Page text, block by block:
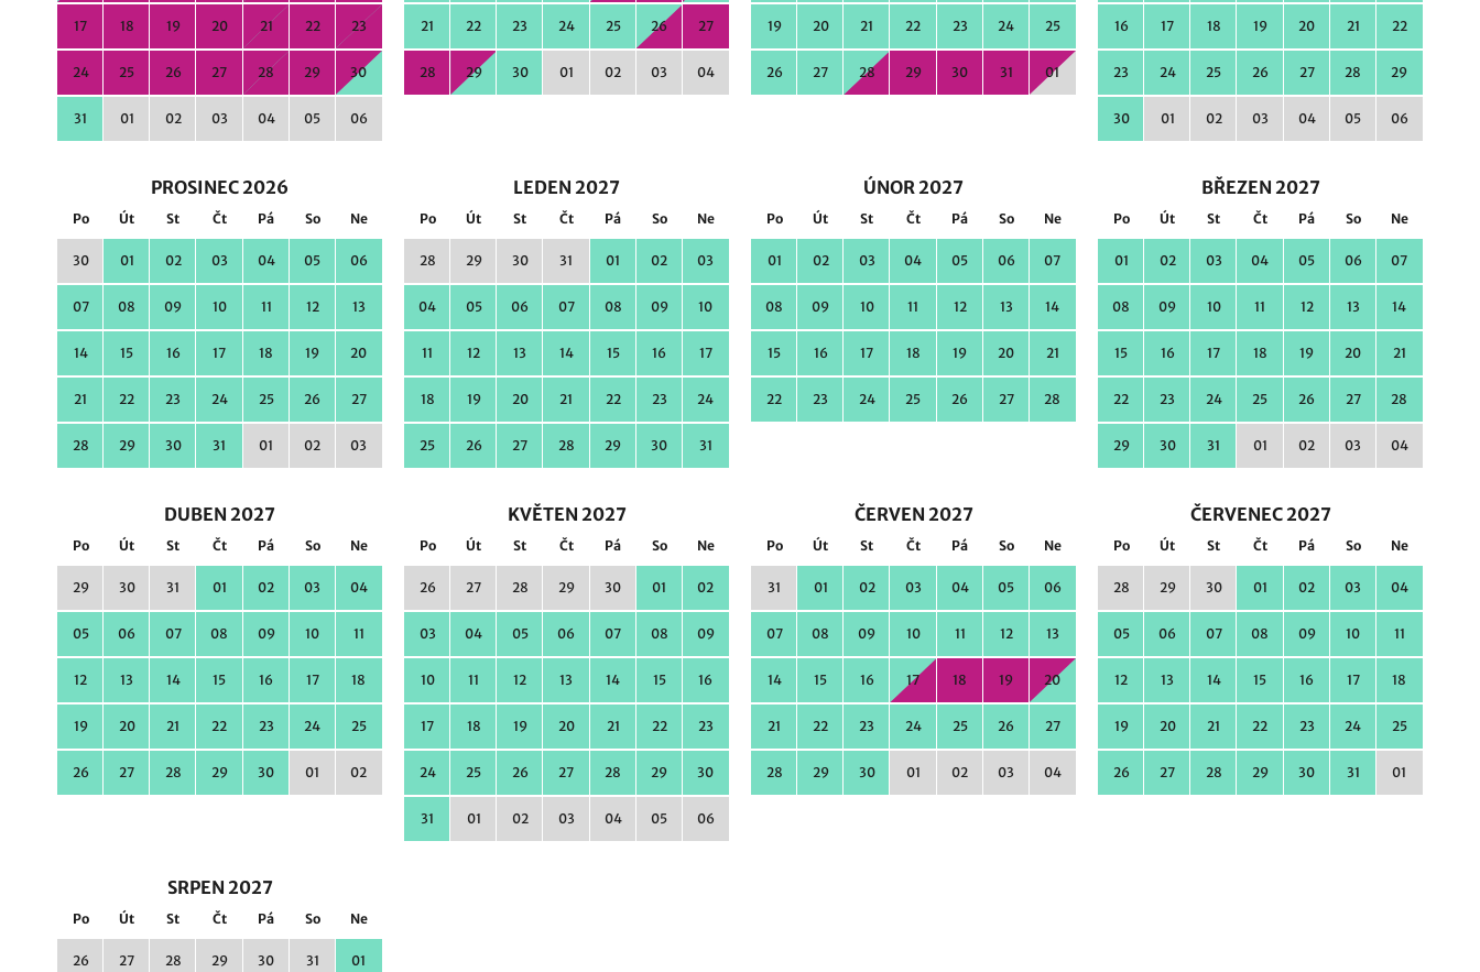
17 18 19 20 21 22 23
24 25 26 27 28 29 30
31 01 02 03 04 05 06
21 22 23 24 25 26 27
28 29 30 01 02 03 04
19 20 21 22 23 24 25
26 27 28 29 30 31 01
16 17 18 19 20 21 22
23 24 25 26 27 28 29
30 01 02 03 04 05 06
PROSINEC 2026
Po Út St Čt Pá So Ne
30 01 02 03 04 05 06
07 08 09 10 11 12 13
14 15 16 17 18 19 20
21 22 23 24 25 26 27
28 29 30 31 01 02 03
LEDEN 2027
Po Út St Čt Pá So Ne
28 29 30 31 01 02 03
04 05 06 07 08 09 10
11 12 13 14 15 16 17
18 19 20 21 22 23 24
25 26 27 28 29 30 31
ÚNOR 2027
Po Út St Čt Pá So Ne
01 02 03 04 05 06 07
08 09 10 11 12 13 14
15 16 17 18 19 20 21
22 23 24 25 26 27 28
BŘEZEN 2027
Po Út St Čt Pá So Ne
01 02 03 04 05 06 07
08 09 10 11 12 13 14
15 16 17 18 19 20 21
22 23 24 25 26 27 28
29 30 31 01 02 03 04
DUBEN 2027
Po Út St Čt Pá So Ne
29 30 31 01 02 03 04
05 06 07 08 09 10 11
12 13 14 15 16 17 18
19 20 21 22 23 24 25
26 27 28 29 30 01 02
KVĚTEN 2027
Po Út St Čt Pá So Ne
26 27 28 29 30 01 02
03 04 05 06 07 08 09
10 11 12 13 14 15 16
17 18 19 20 21 22 23
24 25 26 27 28 29 30
31 01 02 03 04 05 06
ČERVEN 2027
Po Út St Čt Pá So Ne
31 01 02 03 04 05 06
07 08 09 10 11 12 13
14 15 16 17 18 19 20
21 22 23 24 25 26 27
28 29 30 01 02 03 04
ČERVENEC 2027
Po Út St Čt Pá So Ne
28 29 30 01 02 03 04
05 06 07 08 09 10 11
12 13 14 15 16 17 18
19 20 21 22 23 24 25
26 27 28 29 30 31 01
SRPEN 2027
Po Út St Čt Pá So Ne
26 27 28 29 30 31 01